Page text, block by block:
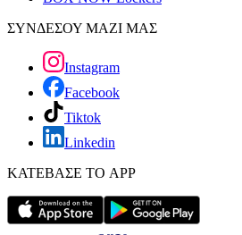
ΣΥΝΔΕΣΟΥ ΜΑΖΙ ΜΑΣ
Instagram
Facebook
Tiktok
Linkedin
ΚΑΤΕΒΑΣΕ ΤΟ APP